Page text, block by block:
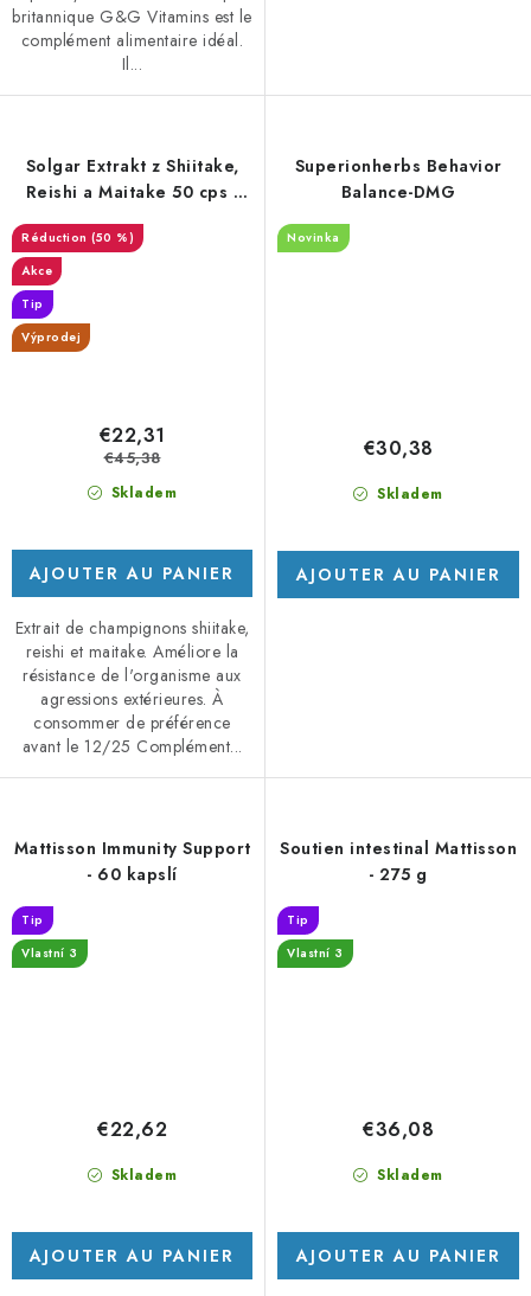
britannique G&G Vitamins est le
complément alimentaire idéal.
Il...
Solgar Extrakt z Shiitake,
Reishi a Maitake 50 cps -
DMS 1/26
(50 %)
Akce
Tip
Výprodej
Skladem
€22,31
€45,38
AJOUTER AU PANIER
Extrait de champignons shiitake,
reishi et maitake. Améliore la
résistance de l'organisme aux
agressions extérieures. À
consommer de préférence
avant le 12/25 Complément...
Superionherbs Behavior
Balance-DMG
Novinka
Skladem
€30,38
AJOUTER AU PANIER
Mattisson Immunity Support
- 60 kapslí
Tip
Vlastní 3
Skladem
€22,62
AJOUTER AU PANIER
Soutien intestinal Mattisson
- 275 g
Tip
Vlastní 3
Skladem
€36,08
AJOUTER AU PANIER